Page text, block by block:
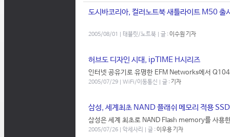
도시바코리아, 컬러노트북 새틀라이트 M50 출
2005/08/01 | 태블릿/노트북 | 글 :이수원 기자
허브도 디자인 시대, ipTIME H시리즈
인터넷 공유기로 유명한 EFM Networks에서
2005/07/29 | WiFi/이동통신 | 글 :기자
삼성, 세계최초 NAND 플래쉬 메모리 적용
삼성은 세계 최초로 NAND Flash memory를 사
2005/07/26 | 악세사리 | 글 :이우용 기자